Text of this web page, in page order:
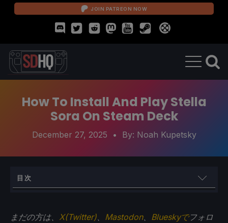
JOIN PATREON NOW
How To Install And Play Stella
Sora On Steam Deck
December 27, 2025 • By: Noah Kupetsky
目次
まだの方は、 X(Twitter)、 Mastodon、 Blueskyでフォロ